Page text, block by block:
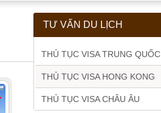
TƯ VẤN DU LỊCH
THỦ TỤC VISA TRUNG QUỐC
THỦ TỤC VISA HONG KONG
THỦ TỤC VISA CHÂU ÂU